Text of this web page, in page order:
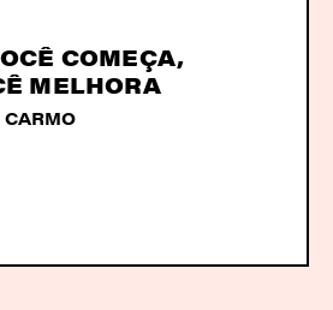
COMEÇA,
MELHORA